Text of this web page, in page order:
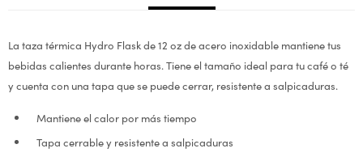
La taza térmica Hydro Flask de 12 oz de acero inoxidable mantiene tus
bebidas calientes durante horas. Tiene el tamaño ideal para tu café o té
y cuenta con una tapa que se puede cerrar, resistente a salpicaduras.
Mantiene el calor por más tiempo
Tapa cerrable y resistente a salpicaduras